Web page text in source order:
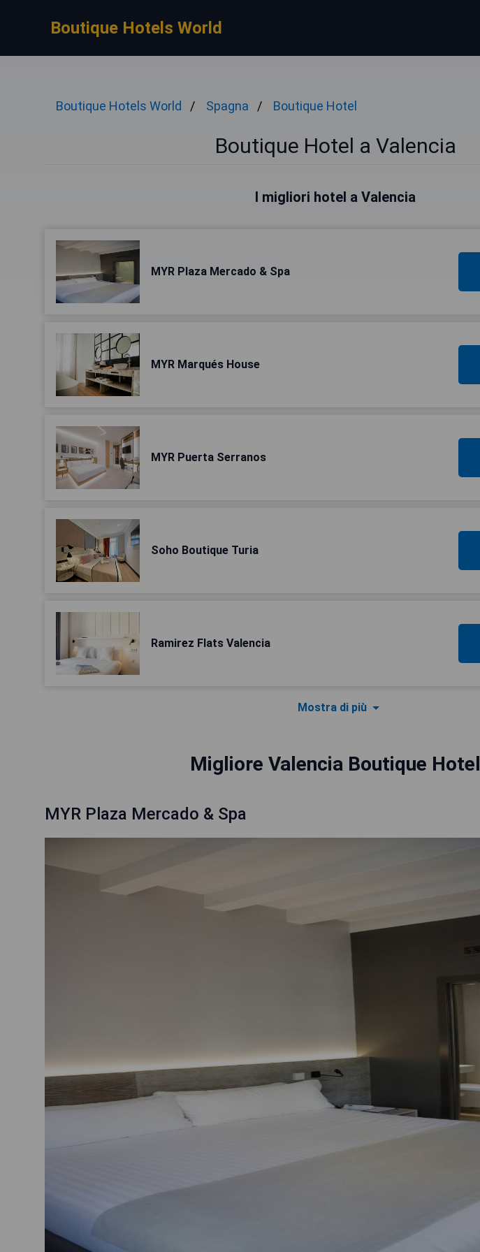
Boutique Hotels World
Boutique Hotels World Spagna Boutique Hotel
Boutique Hotel a Valencia
I migliori hotel a Valencia
MYR Plaza Mercado & Spa
MYR Marqués House
MYR Puerta Serranos
Soho Boutique Turia
Ramirez Flats Valencia
Mostra di più
Migliore Valencia Boutique Hotel
MYR Plaza Mercado & Spa